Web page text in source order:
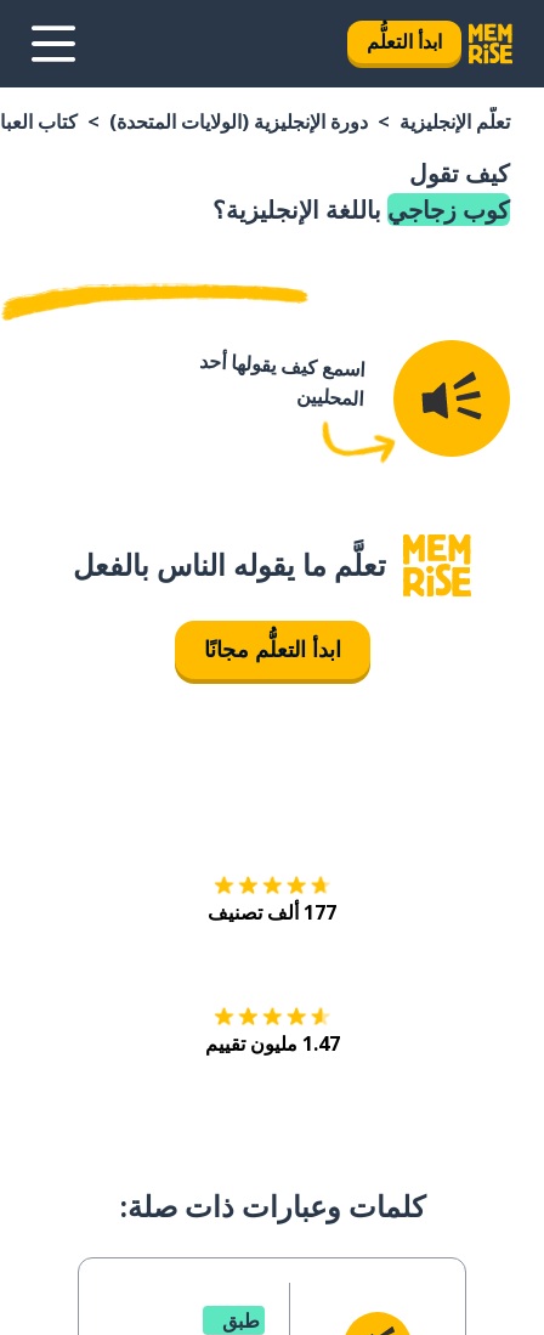
ابدأ التعلُّم
تعلَّم الإنجليزية دورة الإنجليزية (الولايات المتحدة) كتاب
كيف تقول
كوب زجاجي باللغة الإنجليزية؟
اسمع كيف يقولها أحد
المحليين
تعلَّم ما يقوله الناس بالفعل
ابدأ التعلُّم مجانًا
177 ألف تصنيف
1.47 مليون تقييم
كلمات وعبارات ذات صلة:
طبق